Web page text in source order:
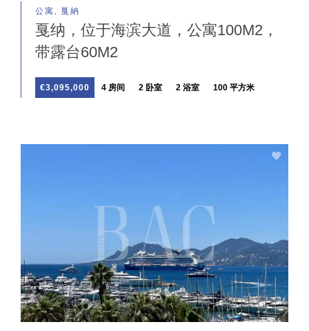
公寓, 戛納
戛纳，位于海滨大道，公寓100M2，
带露台60M2
€3,095,000 4 房间 2 卧室 2 浴室 100 平方米